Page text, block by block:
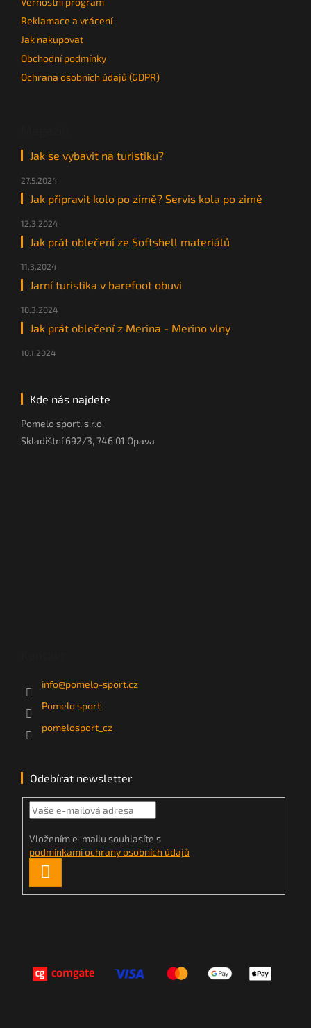
Reklamace a vrácení
Jak nakupovat
Obchodní podmínky
Ochrana osobních údajů (GDPR)
Jak se vybavit na turistiku?
27.5.2024
Jak připravit kolo po zimě? Servis kola po zimě
12.3.2024
Jak prát oblečení ze Softshell materiálů
11.3.2024
Jarní turistika v barefoot obuvi
10.3.2024
Jak prát oblečení z Merina - Merino vlny
10.1.2024
Kde nás najdete
Pomelo sport, s.r.o.
Skladištní 692/3, 746 01 Opava
info@pomelo-sport.cz
Pomelo sport
pomelosport_cz
Odebírat newsletter
Vložením e-mailu souhlasíte s
podmínkami ochrany osobních údajů
SE